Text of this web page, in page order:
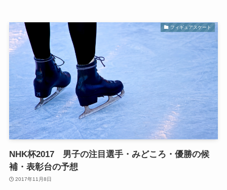
フィギュアスケート
NHK杯2017 男子の注目選手・みどころ・優勝の候
補・表彰台の予想
2017年11月8日